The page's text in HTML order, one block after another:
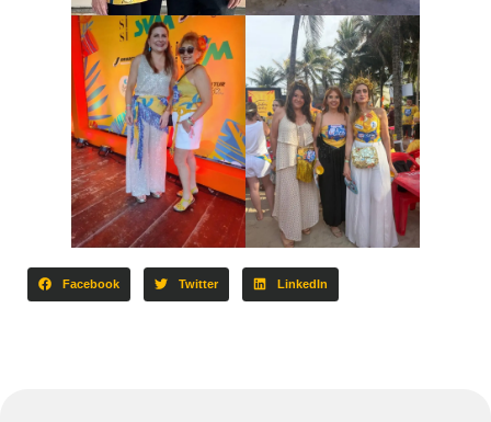
Facebook Twitter LinkedIn